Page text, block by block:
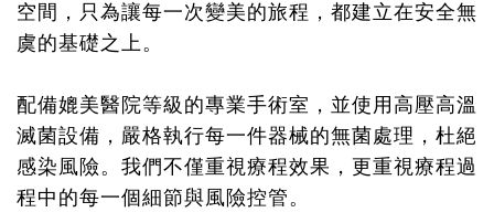
空間，只為讓每一次變美的旅程，都建立在安全無
虞的基礎之上。
配備媲美醫院等級的專業手術室，並使用高壓高溫
滅菌設備，嚴格執行每一件器械的無菌處理，杜絕
感染風險。我們不僅重視療程效果，更重視療程過
程中的每一個細節與風險控管。